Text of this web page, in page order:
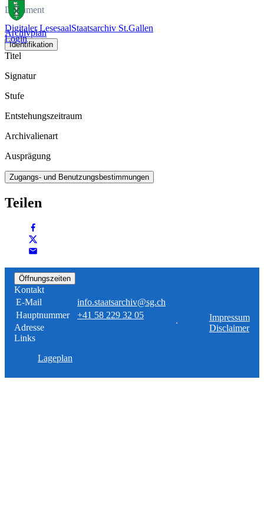
Digitaler LesesaalStaatsarchiv St.Gallen
Login
Dokument
Archivplan
Identifikation
Titel
Signatur
Stufe
Entstehungszeitraum
Archivalienart
Ausprägung
Zugangs- und Benutzungsbestimmungen
Teilen
Öffnungszeiten
Kontakt
E-Mail
info.staatsarchiv@sg.ch
Hauptnummer
+41 58 229 32 05
Adresse
Links
Lageplan
Impressum
Disclaimer